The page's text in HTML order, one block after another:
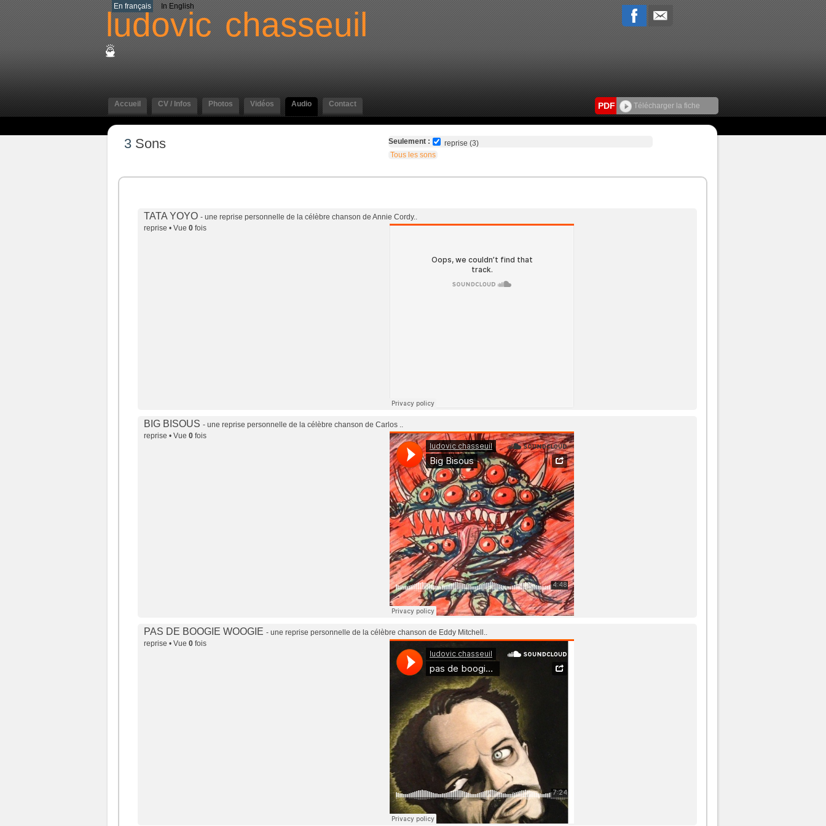
En français In English
ludovic chasseuil
Accueil CV / Infos Photos Vidéos Audio Contact PDF Télécharger la fiche
3 Sons Seulement :
reprise (3)
Tous les sons
TATA YOYO - une reprise personnelle de la célèbre chanson de Annie Cordy..
reprise • Vue 0 fois
BIG BISOUS - une reprise personnelle de la célèbre chanson de Carlos ..
reprise • Vue 0 fois
PAS DE BOOGIE WOOGIE - une reprise personnelle de la célèbre chanson de Eddy Mitchell..
reprise • Vue 0 fois